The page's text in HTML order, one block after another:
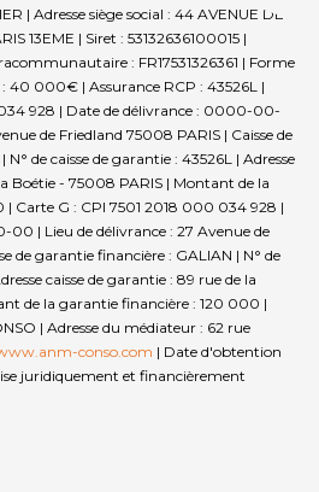
| Adresse siège social : 44 AVENUE DE
13EME | Siret : 53132636100015 |
: FR17531326361 | Forme
40 000€ | Assurance RCP : 43526L |
928 | Date de délivrance : 0000-00-
de Friedland 75008 PARIS | Caisse de
de caisse de garantie : 43526L | Adresse
Boétie - 75008 PARIS | Montant de la
Carte G : CPI 7501 2018 000 034 928 |
| Lieu de délivrance : 27 Avenue de
de garantie financière : GALIAN | N° de
caisse de garantie : 89 rue de la
de la garantie financière : 120 000 |
| Adresse du médiateur : 62 rue
conso.com | Date d'obtention
juridiquement et financièrement